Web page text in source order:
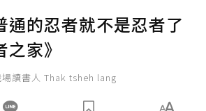
通的忍者就不是忍者了
家》
場讀書人 Thak tsheh lang